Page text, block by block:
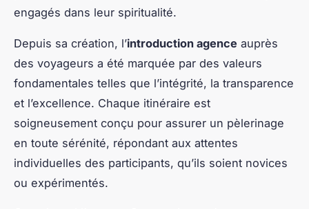
engagés dans leur spiritualité.
Depuis sa création, l’introduction agence auprès
des voyageurs a été marquée par des valeurs
fondamentales telles que l’intégrité, la transparence
et l’excellence. Chaque itinéraire est
soigneusement conçu pour assurer un pèlerinage
en toute sérénité, répondant aux attentes
individuelles des participants, qu’ils soient novices
ou expérimentés.